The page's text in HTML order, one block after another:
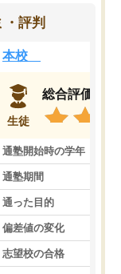
評判
本校
生徒
総合評価
通塾開始時の学年
通塾期間
通った目的
偏差値の変化
志望校の合格